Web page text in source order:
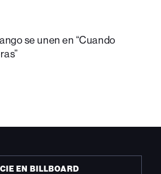
se unen en “Cuando
EN BILLBOARD